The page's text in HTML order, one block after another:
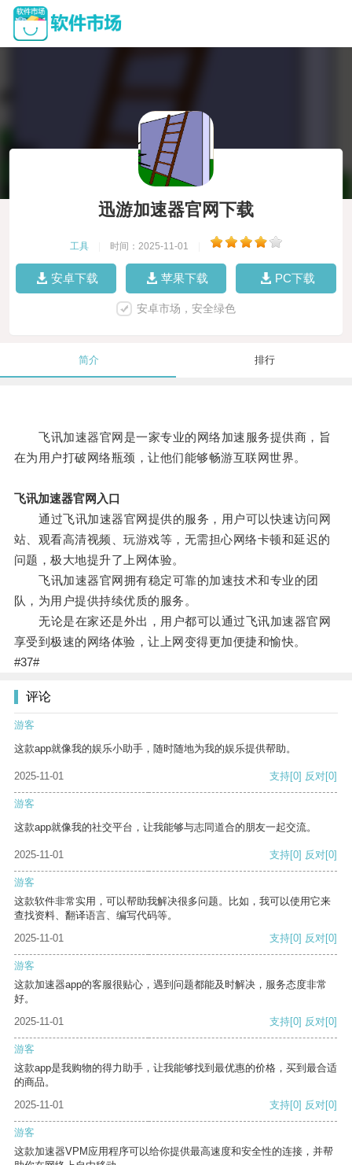
迅游加速器官网下载
工具 时间：2025-11-01
安卓下载 苹果下载 PC下载
安卓市场，安全绿色
简介 排行
飞讯加速器官网是一家专业的网络加速服务提供商，旨
在为用户打破网络瓶颈，让他们能够畅游互联网世界。
飞讯加速器官网入口
通过飞讯加速器官网提供的服务，用户可以快速访问网
站、观看高清视频、玩游戏等，无需担心网络卡顿和延迟的
问题，极大地提升了上网体验。
飞讯加速器官网拥有稳定可靠的加速技术和专业的团
队，为用户提供持续优质的服务。
无论是在家还是外出，用户都可以通过飞讯加速器官网
享受到极速的网络体验，让上网变得更加便捷和愉快。
#37#
评论
游客
这款app就像我的娱乐小助手，随时随地为我的娱乐提供帮助。
2025-11-01 支持[0] 反对[0]
游客
这款app就像我的社交平台，让我能够与志同道合的朋友一起交流。
2025-11-01 支持[0] 反对[0]
游客
这款软件非常实用，可以帮助我解决很多问题。比如，我可以使用它来
查找资料、翻译语言、编写代码等。
2025-11-01
支持[0] 反对[0]
游客
这款加速器app的客服很贴心，遇到问题都能及时解决，服务态度非常
好。
2025-11-01
支持[0] 反对[0]
游客
这款app是我购物的得力助手，让我能够找到最优惠的价格，买到最合适
的商品。
2025-11-01
支持[0] 反对[0]
游客
这款加速器VPM应用程序可以给你提供最高速度和安全性的连接，并帮